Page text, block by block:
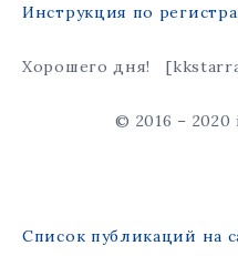
Инструкция по
Хорошего дня!
© 2016 –
Список публикаций на